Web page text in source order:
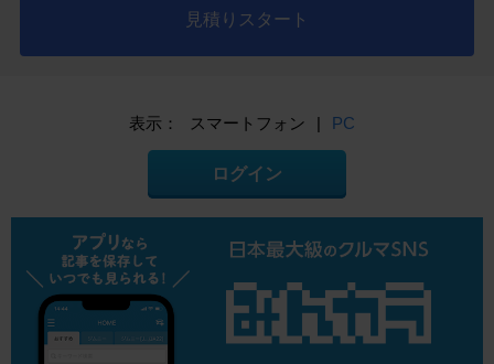
見積りスタート
表示： スマートフォン | PC
ログイン